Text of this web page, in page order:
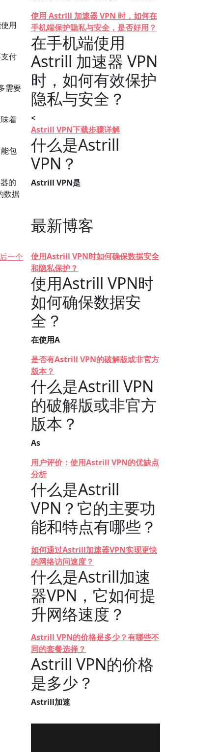
用
付
需要
着
包
的
数据
后一个
使用 Astrill 加速器 VPN 时，如何在
手机端保护隐私与安全，是否好用？
在手机端使用
Astrill 加速器 VPN
时，如何有效保护
隐私与安全？
<
Astrill VPN下载步骤详解
什么是Astrill
VPN？
Astrill VPN是
最新博客
使用Astrill VPN时如何确保数据安全
和隐私保护？
使用Astrill VPN时
如何确保数据安
全？
在使用A
是否有Astrill VPN的破解版或非官方
版本？
什么是Astrill VPN
的破解版或非官方
版本？
As
用户评价：使用Astrill VPN的优缺点
分析
什么是Astrill
VPN？它的主要功
能和特点有哪些？
如何通过Astrill加速器VPN实现更快
的网络访问速度？
什么是Astrill加速
器VPN，它如何提
升网络速度？
Astrill VPN的价格是多少？有哪些不
同的套餐选择？
Astrill VPN的价格
是多少？
Astrill加速